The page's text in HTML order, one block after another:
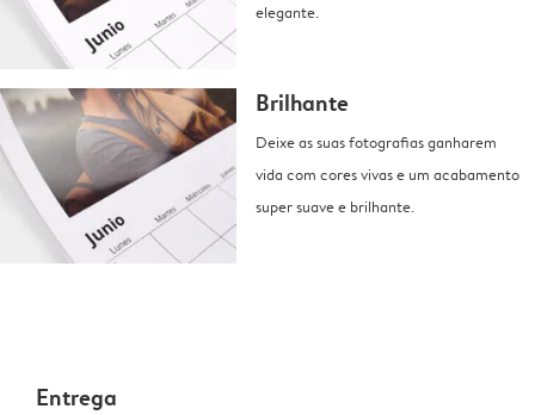
elegante.
Brilhante
Deixe as suas fotografias ganharem
vida com cores vivas e um acabamento
super suave e brilhante.
Entrega